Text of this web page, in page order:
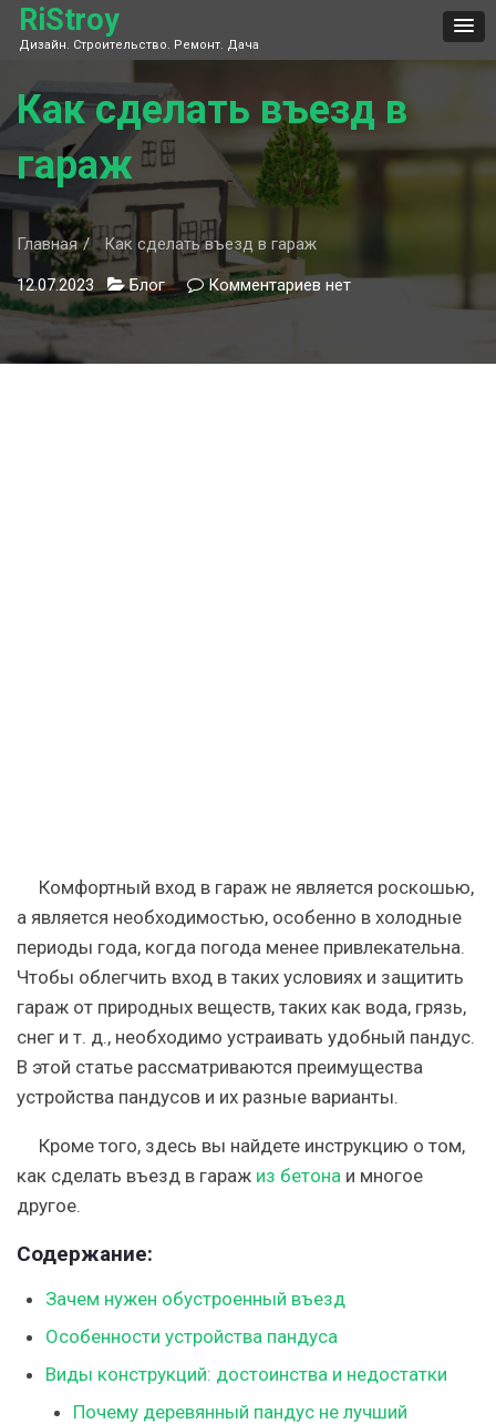
Skip
content
RiStroy
Дизайн. Строительство. Ремонт. Дача
Как сделать въезд в
гараж
Главная Как сделать въезд в гараж
12.07.2023 Блог Комментариев кнет
Комфортный вход в гараж не является роскошью,
а является необходимостью, особенно в холодные
периоды года, когда погода менее привлекательна.
Чтобы облегчить вход в таких условиях и защитить
гараж от природных веществ, таких как вода, грязь,
снег и т. д., необходимо устраивать удобный пандус.
В этой статье рассматриваются преимущества
устройства пандусов и их разные варианты.
Кроме того, здесь вы найдете инструкцию о том,
как сделать въезд в гараж из бетона и многое
другое.
Содержание:
Зачем нужен обустроенный въезд
Особенности устройства пандуса
Виды конструкций: достоинства и недостатки
Почему деревянный пандус не лучший